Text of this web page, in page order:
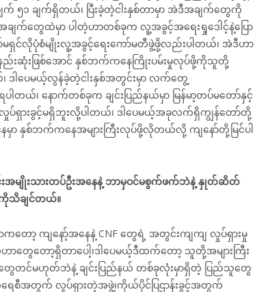
၅၁ ချက်ရှိတယ်၊ ပြီးခဲ့တဲ့ငါးနှစ်တာမှာ အဲဒီအချက်တွေကို
တွေထဲမှာ ပါတဲ့ဟာတစ်ခုက လူ့အခွင့်အရေးရှုဒေါင့်နဲ့ပြော
ာ်မရှင်လိုပုံစံမျိုးလူ့အခွင့်ရေးကော်မတီဖွဲ့ဖို့လည်းပါတယ်၊ အဲဒီဟာ
းဆုံးဖြစ်အောင် နှစ်ဘက်ကနေကြိုးပမ်းမှုလုပ်ဖို့ကိုသူတို့
ါပေမယ့်လွန်ခဲ့တဲ့ငါးနှစ်အတွင်းမှာ လက်တွေ့
၊ နောက်တစ်ခုက ချင်းပြည်နယ်မှာ မြန်မာ့တပ်မတော်နှင့်
လှုပ်ရှားခွင့်မရှိဘူးလို့ပါတယ်၊ ဒါပေမယ့်အခုလက်ရှိကျွန်တော်တို့
မှာ နှစ်ဘက်ကနေအများကြီးလုပ်ဖို့လိုတယ်လို့ ကျနော်တို့မြင်ပါ
အမျိုးသားတပ်ဦးအနေနဲ့ ဘာမှဝင်မစွက်ဖက်ဘဲနဲ့ နှုတ်ဆိတ်
သိချင်တယ်။
ော့ ကျနော့်အနေနဲ့ CNF တွေရဲ့ အတွင်းကျကျ လှုပ်ရှားမှု
တွေတော့ရှိတာပေါ့၊ဒါပေမယ့်ဒီထက်တော့ သူတို့အများကြီး
တင်မဟုတ်ဘဲနဲ့ ချင်းပြည်နယ် တစ်ခုလုံးမှာရှိတဲ့ ပြည်သူတွေ
စီအတွက် လှုပ်ရှားတဲ့အဖွဲ့၊ကိုယ်ပိုင်ပြဌာန်းခွင့်အတွက်